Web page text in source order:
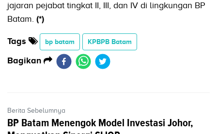
jajaran pejabat tingkat II, III, dan IV di lingkungan BP
Batam. (*)
Tags bp batam KPBPB Batam
Bagikan
Berita Sebelumnya
BP Batam Menengok Model Investasi Johor,